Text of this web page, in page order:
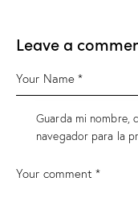
Leave a
Guarda mi nombre,
navegador para la